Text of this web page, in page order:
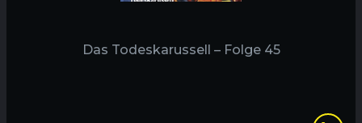
Das Todeskarussell – Folge 45